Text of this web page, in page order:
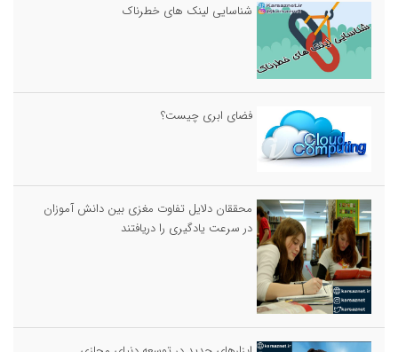
شناسایی لینک های خطرناک
فضای ابری چیست؟
محققان دلایل تفاوت مغزی بین دانش آموزان
در سرعت یادگیری را دریافتند